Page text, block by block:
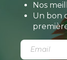
Nos
Un bon